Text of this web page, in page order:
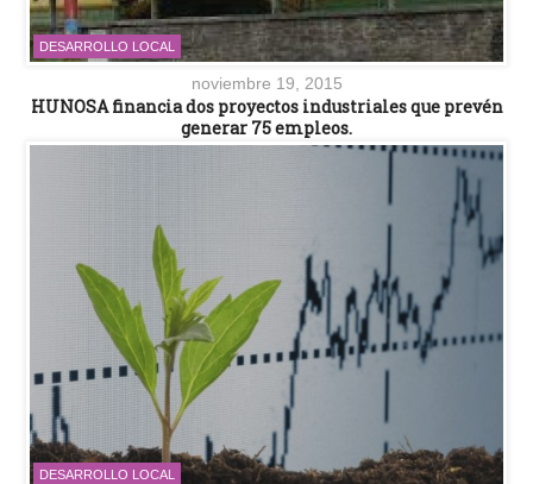
DESARROLLO LOCAL
noviembre 19, 2015
HUNOSA financia dos proyectos industriales que prevén
generar 75 empleos.
DESARROLLO LOCAL